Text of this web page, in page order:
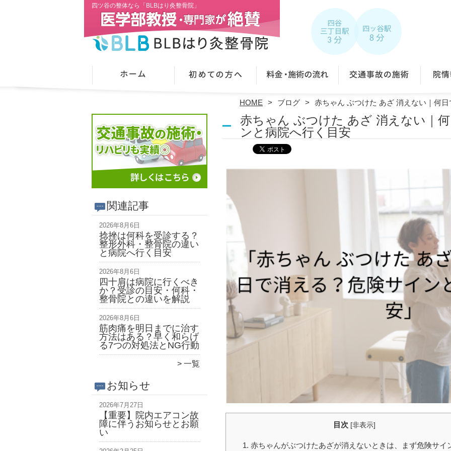
四ツ谷の整体なら「BLBはり灸整骨院」
HOME ブログ 赤ちゃん ぶつけた あざ 消えない｜何
関連記事
2026年8月6日
捻挫は何科を受診する？
整形外科・整骨院の違い
と病院へ行く目安
2026年8月6日
四十肩は病院に行くべき
か？受診の目安・何科・
整骨院との違いを解説
2026年8月6日
筋肉痛を明日までに治す
方法はある？早く和らげ
る7つの対処法とNG行動
一覧
お知らせ
2026年7月27日
【重要】院内エアコン故
障に伴うお知らせとお願
い
赤ちゃん ぶつけた あざ 消えない｜
ンと病院へ行く目安
目次 [非表示]
1. 赤ちゃんがぶつけたあざが消えないときは、まず危険サイ